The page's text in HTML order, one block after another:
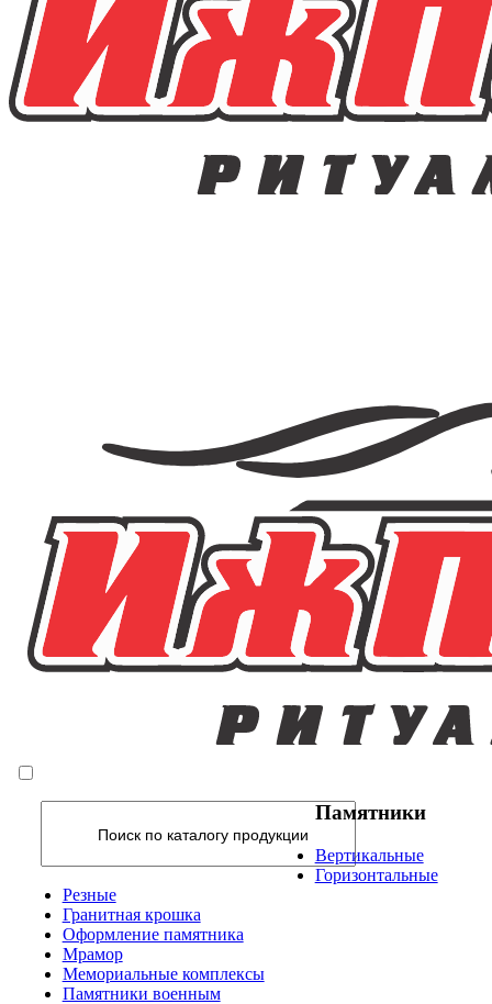
Памятники
Вертикальные
Горизонтальные
Резные
Гранитная крошка
Оформление памятника
Мрамор
Мемориальные комплексы
Памятники военным